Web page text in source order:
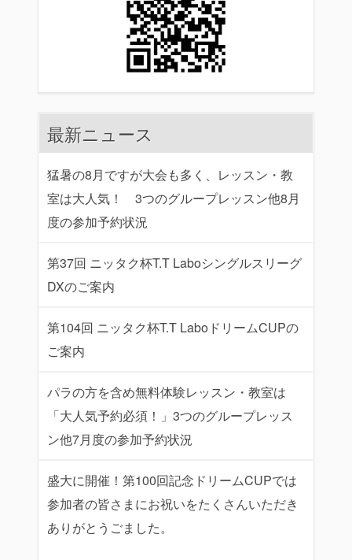
最新ニュース
猛暑の8月ですが大会も多く、レッスン・教
室は大人気！ 3つのグループレッスン他8月
度の参加予約状況
第37回 ニッタク杯T.T Laboシングルスリーグ
DXのご案内
第104回 ニッタク杯T.T LaboドリームCUPの
ご案内
パラの方を含め無料体験レッスン・教室は
「大人気予約必須！」3つのグループレッス
ン他7月度の参加予約状況
盛大に開催！第100回記念ドリームCUPでは
参加者の皆さまにお祝いをたくさんいただき
ありがとうごました。